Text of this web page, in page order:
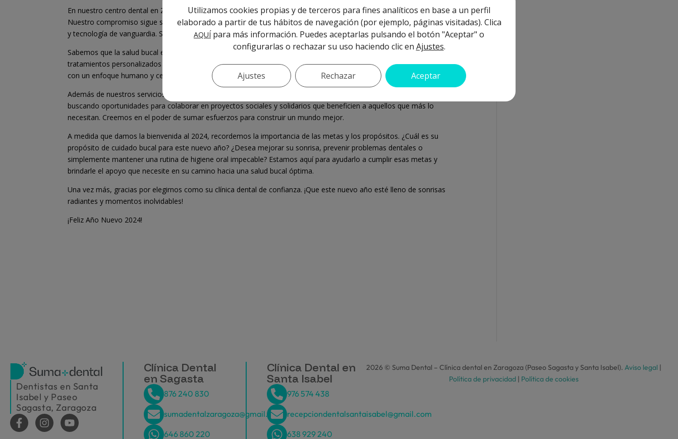
En nuestro centro dental en Zaragoza, hemos tenido el privilegio de ser parte de la sonrisa de muchos de ustedes.
Nuestro compromiso sigue siendo brindarles atención odontológica de calidad, con especialistas altamente capacitados
y tecnología de vanguardia. Seguiremos trabajando para mantener sus sonrisas sanas y hermosas durante todo el año.
Sabemos que la salud bucal es parte fundamental de su bienestar general, por eso nos esforzamos por ofrecerles
tratamientos personalizados y soluciones innovadoras. Queremos ser su aliado en el cuidado de su salud oral, siempre
con un enfoque humano y cercano.
Además de nuestros servicios dentales, nos enorgullece ser parte activa de la comunidad. En este nuevo año, estaremos
buscando oportunidades para colaborar en proyectos sociales y solidarios que beneficien a aquellos que más lo
necesitan. Creemos en el poder de sumar esfuerzos para construir un mundo mejor.
A medida que damos la bienvenida al 2024, recordemos la importancia de las metas y los propósitos. ¿Cuál es su
propósito de cuidado bucal para este nuevo año? ¿Desea mejorar su sonrisa, prevenir problemas dentales o
simplemente mantener una rutina de higiene oral impecable? Estamos aquí para ayudarlo a cumplir esas metas y
brindarle el apoyo que necesite en su camino hacia una salud bucal óptima.
Una vez más, gracias por elegirnos como su clínica dental de confianza. ¡Que este nuevo año esté lleno de sonrisas
radiantes y momentos inolvidables!
¡Feliz Año Nuevo 2024!
Dentistas en Santa
Isabel y Paseo
Sagasta, Zaragoza
Clínica Dental
en Sagasta
876 240 830
sumadentalzaragoza@gmail.com
646 860 220
Clínica Dental en
Santa Isabel
976 574 438
recepciondentalsantaisabel@gmail.com
638 929 240
2026 © Suma Dental – Clínica dental en Zaragoza (Paseo Sagasta y Santa Isabel). Aviso legal |
Política de privacidad| Política de cookies
Utilizamos cookies propias y de terceros para fines analíticos en base a un perfil
elaborado a partir de tus hábitos de navegación (por ejemplo, páginas visitadas). Clica
AQUÍpara más información. Puedes aceptarlas pulsando el botón "Aceptar" o
configurarlas o rechazar su uso haciendo clic en Ajustes.
Aceptar
Rechazar
Ajustes